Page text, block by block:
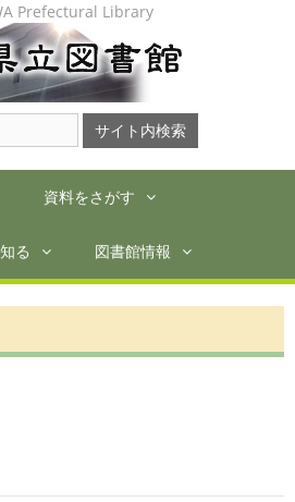
Prefectural Library
資料をさがす
る 図書館情報